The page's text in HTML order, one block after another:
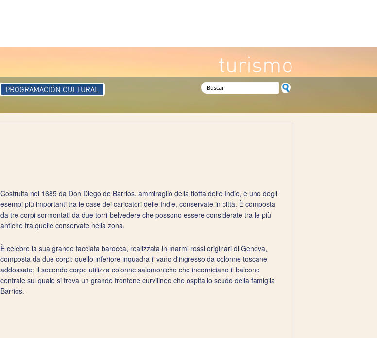
turismo
PROGRAMACIÓN CULTURAL Formulario de búsqueda
Costruita nel 1685 da Don Diego de Barrios, ammiraglio della flotta delle Indie, è uno degli
esempi più importanti tra le case dei caricatori delle Indie, conservate in città. È composta
da tre corpi sormontati da due torri-belvedere che possono essere considerate tra le più
antiche fra quelle conservate nella zona.
È celebre la sua grande facciata barocca, realizzata in marmi rossi originari di Genova,
composta da due corpi: quello inferiore inquadra il vano d'ingresso da colonne toscane
addossate; il secondo corpo utilizza colonne salomoniche che incorniciano il balcone
centrale sul quale si trova un grande frontone curvilineo che ospita lo scudo della famiglia
Barrios.